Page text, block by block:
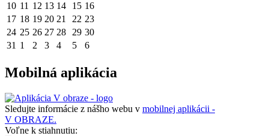
10 11 12 13 14 15 16
17 18 19 20 21 22 23
24 25 26 27 28 29 30
31 1 2 3 4 5 6
Mobilná aplikácia
Sledujte informácie z nášho webu v mobilnej aplikácii -
V OBRAZE.
Voľne k stiahnutiu: